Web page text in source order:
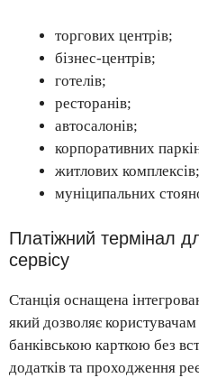
торгових центрів;
бізнес-центрів;
готелів;
ресторанів;
автосалонів;
корпоративних
житлових комплексів;
муніципальних
Платіжний термінал
сервісу
Станція оснащена
який дозволяє
банківською карткою без
додатків та проходження